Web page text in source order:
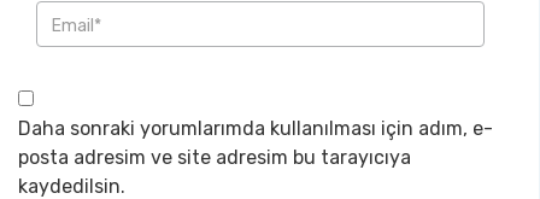
Daha sonraki yorumlarımda kullanılması için adım, e-
posta adresim ve site adresim bu tarayıcıya
kaydedilsin.